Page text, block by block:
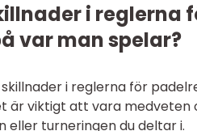
i reglerna
var man spelar?
i reglerna för
är viktigt att vara medveten
eller turneringen du deltar i.